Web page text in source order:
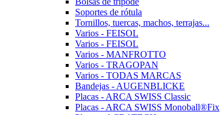
Soportes de rótula
Tornillos, tuercas, machos, terrajas...
Varios - FEISOL
Varios - FEISOL
Varios - MANFROTTO
Varios - TRAGOPAN
Varios - TODAS MARCAS
Bandejas - AUGENBLICKE
Placas - ARCA SWISS Classic
Placas - ARCA SWISS Monoball®Fix